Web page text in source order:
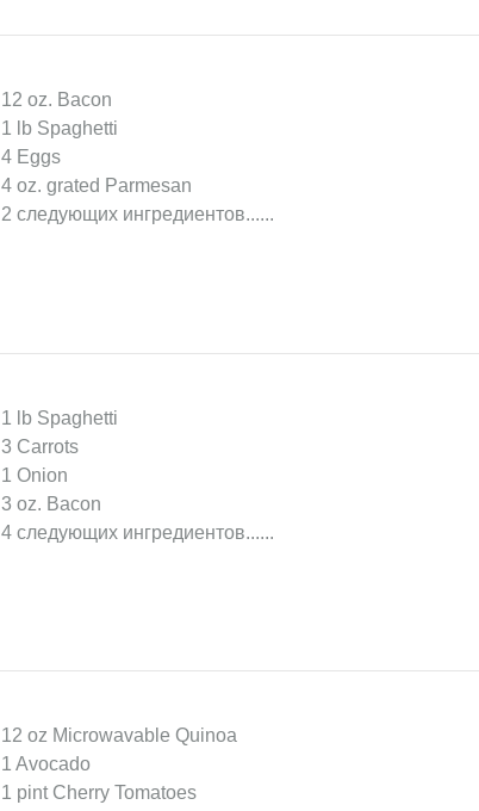
12 oz. Bacon
1 lb Spaghetti
4 Eggs
4 oz. grated Parmesan
2 следующих ингредиентов......
1 lb Spaghetti
3 Carrots
1 Onion
3 oz. Bacon
4 следующих ингредиентов...
12 oz Microwavable Quinoa
1 Avocado
1 pint Cherry Tomatoes